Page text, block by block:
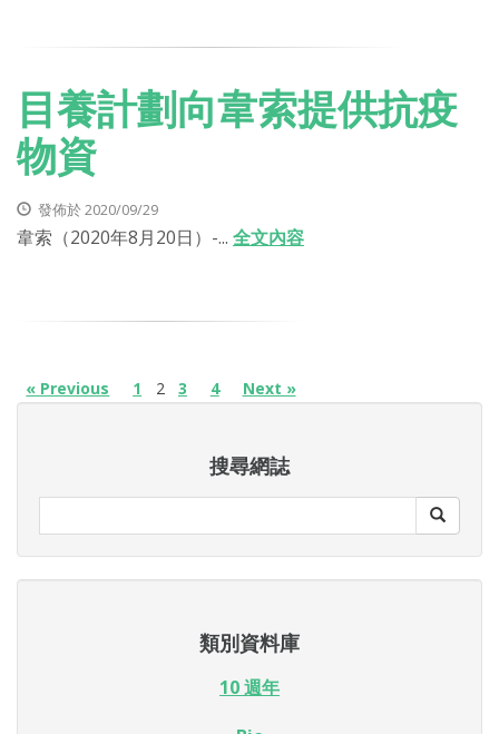
目養計劃向韋索提供抗疫
物資
發佈於 2020/09/29
韋索（2020年8月20日）-... 全文內容
« Previous 1 2 3 4 Next »
搜尋網誌
類別資料庫
10 週年